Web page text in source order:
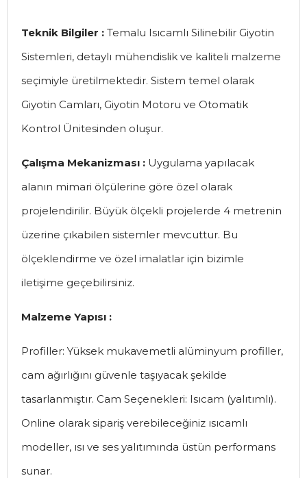
Teknik Bilgiler : Temalu Isıcamlı Silinebilir Giyotin
Sistemleri, detaylı mühendislik ve kaliteli malzeme
seçimiyle üretilmektedir. Sistem temel olarak
Giyotin Camları, Giyotin Motoru ve Otomatik
Kontrol Ünitesinden oluşur.
Çalışma Mekanizması : Uygulama yapılacak
alanın mimari ölçülerine göre özel olarak
projelendirilir. Büyük ölçekli projelerde 4 metrenin
üzerine çıkabilen sistemler mevcuttur. Bu
ölçeklendirme ve özel imalatlar için bizimle
iletişime geçebilirsiniz.
Malzeme Yapısı :
Profiller: Yüksek mukavemetli alüminyum profiller,
cam ağırlığını güvenle taşıyacak şekilde
tasarlanmıştır. Cam Seçenekleri: Isıcam (yalıtımlı).
Online olarak sipariş verebileceğiniz ısıcamlı
modeller, ısı ve ses yalıtımında üstün performans
sunar.